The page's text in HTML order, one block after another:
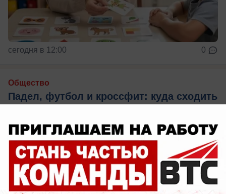
сегодня в 12:00 0
Общество
Падел, футбол и кроссфит: куда сходить
Два дня спорта для всех желающих